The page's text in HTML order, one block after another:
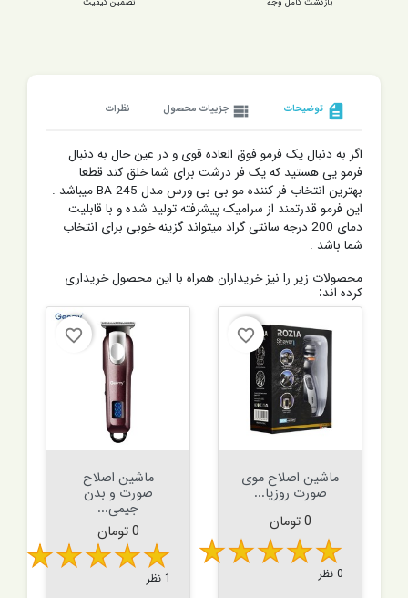
description توضیحات view_list جزییات محصول نظرات
اگر به دنبال یک فرمو فوق العاده قوی و در عین حال به دنبال
فرمو یی هستید که یک فر درشت برای شما خلق کند قطعا
بهترین انتخاب فر کننده مو بی بی ورس مدل BA-245 میباشد .
این فرمو قدرتمند از سرامیک پیشرفته تولید شده و با قابلیت
دمای 200 درجه سانتی گراد میتواند گزینه خوبی برای انتخاب
شما باشد .
محصولات زیر را نیز خریداران همراه با این محصول خریداری
کرده اند:
favorite_border
ماشین اصلاح موی
صورت روزیا...
قیمت
0 تومان
0 نظر
favorite_border
ماشین اصلاح
صورت و بدن
جیمی...
قیمت
0 تومان
1 نظر